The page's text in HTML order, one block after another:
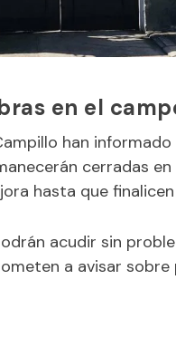
en el
han
cerradas
hasta que
acudir sin
a avisar sobre